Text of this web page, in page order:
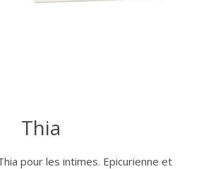
Thia
pour les intimes. Epicurienne et